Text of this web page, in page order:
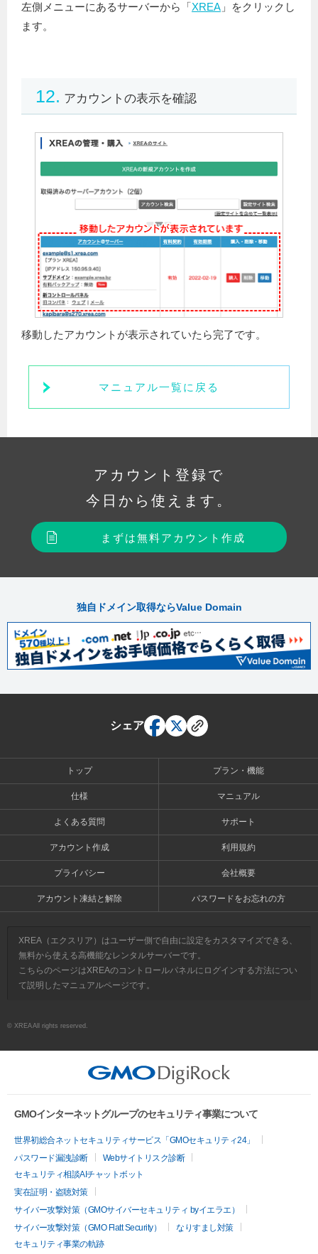
左側メニューにあるサーバーから「XREA 」をクリックし
ます。
12. アカウントの表示を確認
移動したアカウントが表示されていたら完了です。
マニュアル一覧に戻る
アカウント登録で
今日から使えます。
まずは無料アカウント作成
独自ドメイン取得ならValue Domain
シェア
トップ プラン・機能
仕様 マニュアル
よくある質問 サポート
アカウント作成 利用規約
プライバシー 会社概要
アカウント凍結と解除 パスワードをお忘れの方
XREA（エクスリア）はユーザー側で自由に設定をカスタマイズできる、
無料から使える高機能なレンタルサーバーです。
こちらのページはXREAのコントロールパネルにログインする方法につい
て説明したマニュアルページです。
© XREA All rights reserved.
GMOインターネットグループのセキュリティ事業について
世界初総合ネットセキュリティサービス「GMOセキュリティ24」
パスワード漏洩診断
Webサイトリスク診断
セキュリティ相談AIチャットボット
実在証明・盗聴対策
サイバー攻撃対策（GMOサイバーセキュリティ byイエラエ）
サイバー攻撃対策（GMO Flatt Security）
なりすまし対策
セキュリティ事業の軌跡